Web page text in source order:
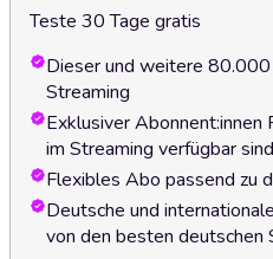
Teste 30 Tage gratis
Dieser und weitere
Streaming
Exklusiver Abonnent:innen
im Streaming verfügbar sind
Flexibles Abo passend zu
Deutsche und
von den besten deutschen